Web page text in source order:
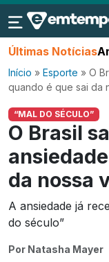
Últimas Notícias
Início » Esporte » O
quando é que sai da
“MAL DO SÉCULO”
O Brasil
da nossa
A ansiedade já
do século”
Por Natasha Mayer